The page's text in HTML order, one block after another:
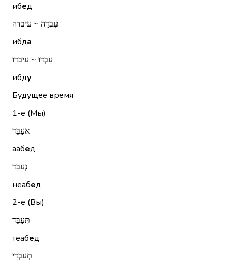
ибед
עִבְּדָה ~ עיבדה
ибда
עִבְּדוּ ~ עיבדו
ибду
Будущее время
1-е (Мы)
אֲעַבֵּד
аабед
נְעַבֵּד
неабед
2-е (Вы)
תְּעַבֵּד
теабед
תְּעַבְּדִי